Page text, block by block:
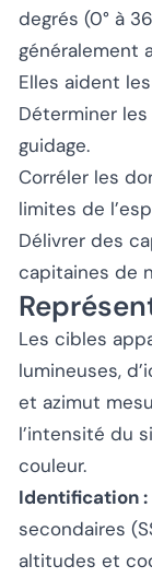
degrés (0° à
généralement
Elles aident
Déterminer
guidage.
Corréler les
limites de
Délivrer des
capitaines de
Les cibles
lumineuses,
et azimut
l’intensité du
couleur.
Identification :
secondaires
altitudes et